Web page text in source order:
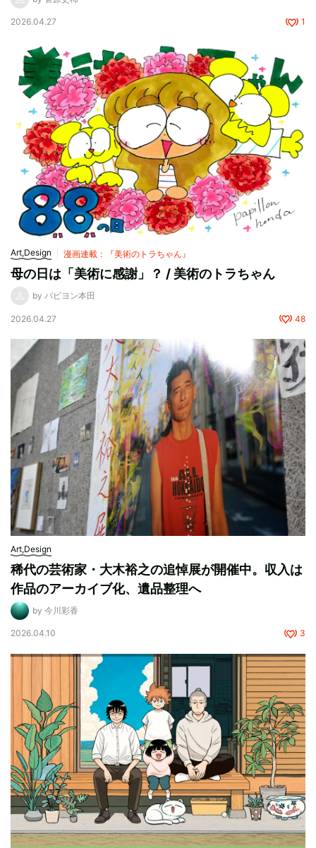
2026.04.27 1
Art,Design 漫画連載：『美術のトラちゃん』
母の日は「美術に感謝」？ / 美術のトラちゃん
by パピヨン本田
2026.04.27 48
Art,Design
稀代の芸術家・大木裕之の追悼展が開催中。収入は
作品のアーカイブ化、遺品整理へ
by 今川彩香
2026.04.10 3